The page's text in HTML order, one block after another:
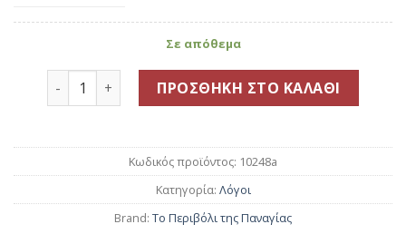
Σε απόθεμα
Οσίου Εφραίμ του Σύρου έργα ποσότητα
ΠΡΟΣΘΉΚΗ ΣΤΟ ΚΑΛΆΘΙ
Κωδικός προϊόντος: 10248a
Κατηγορία: Λόγοι
Brand: Το Περιβόλι της Παναγίας